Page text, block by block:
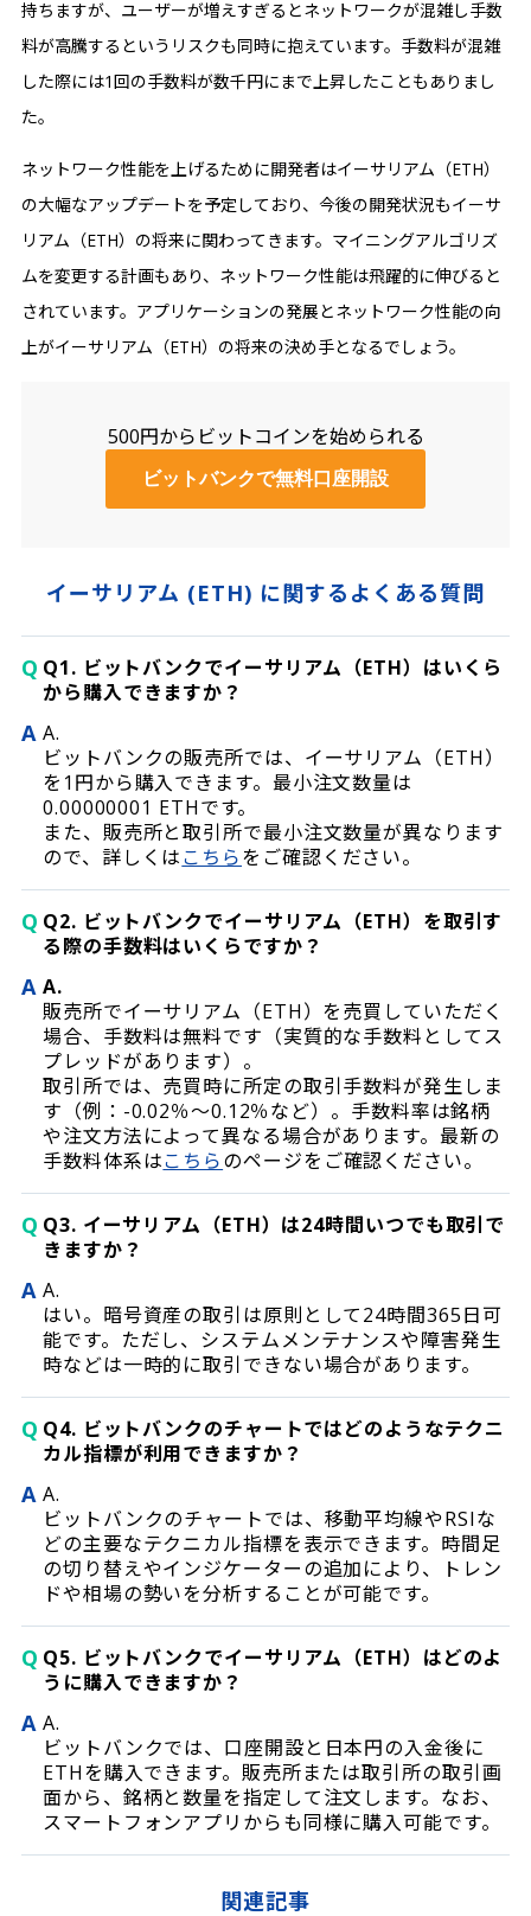
持ちますが、ユーザーが増えすぎるとネットワークが混雑し手数
料が高騰するというリスクも同時に抱えています。手数料が混雑
した際には1回の手数料が数千円にまで上昇したこともありまし
た。
ネットワーク性能を上げるために開発者はイーサリアム（ETH）
の大幅なアップデートを予定しており、今後の開発状況もイーサ
リアム（ETH）の将来に関わってきます。マイニングアルゴリズ
ムを変更する計画もあり、ネットワーク性能は飛躍的に伸びると
されています。アプリケーションの発展とネットワーク性能の向
上がイーサリアム（ETH）の将来の決め手となるでしょう。
500円からビットコインを始められる
ビットバンクで無料口座開設
イーサリアム (ETH) に関するよくある質問
Q Q1. ビットバンクでイーサリアム（ETH）はいくら
から購入できますか？
A A.
ビットバンクの販売所では、イーサリアム（ETH）
を1円から購入できます。最小注文数量は
0.00000001 ETHです。
また、販売所と取引所で最小注文数量が異なります
ので、詳しくはこちらをご確認ください。
Q Q2. ビットバンクでイーサリアム（ETH）を取引す
る際の手数料はいくらですか？
A A.
販売所でイーサリアム（ETH）を売買していただく
場合、手数料は無料です（実質的な手数料としてス
プレッドがあります）。
取引所では、売買時に所定の取引手数料が発生しま
す（例：-0.02％〜0.12％など）。手数料率は銘柄
や注文方法によって異なる場合があります。最新の
手数料体系はこちらのページをご確認ください。
Q Q3. イーサリアム（ETH）は24時間いつでも取引で
きますか？
A A.
はい。暗号資産の取引は原則として24時間365日可
能です。ただし、システムメンテナンスや障害発生
時などは一時的に取引できない場合があります。
Q Q4. ビットバンクのチャートではどのようなテクニ
カル指標が利用できますか？
A A.
ビットバンクのチャートでは、移動平均線やRSIな
どの主要なテクニカル指標を表示できます。時間足
の切り替えやインジケーターの追加により、トレン
ドや相場の勢いを分析することが可能です。
Q Q5. ビットバンクでイーサリアム（ETH）はどのよ
うに購入できますか？
A A.
ビットバンクでは、口座開設と日本円の入金後に
ETHを購入できます。販売所または取引所の取引画
面から、銘柄と数量を指定して注文します。なお、
スマートフォンアプリからも同様に購入可能です。
関連記事